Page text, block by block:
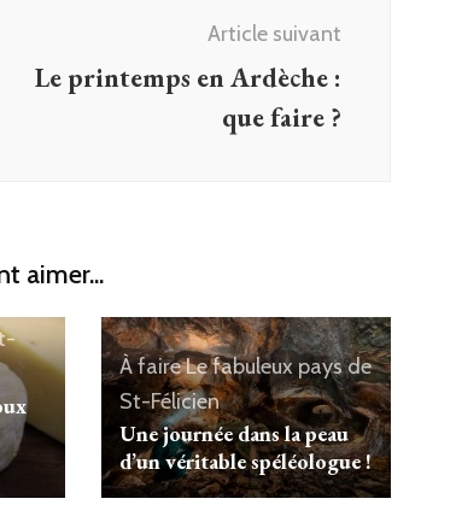
Article suivant
Le printemps en Ardèche :
que faire ?
aimer...
À faireLe fabuleux pays de
St-Félicien
Une journée dans la peau
d’un véritable spéléologue !